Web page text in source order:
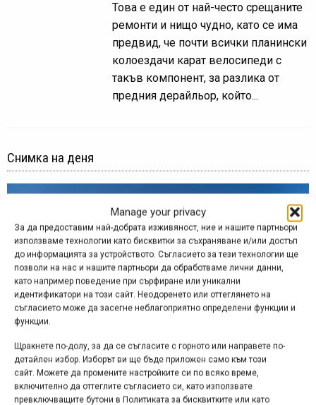
Manage your privacy
За да предоставим най-добрата изживяност, ние и нашите партньори
използваме технологии като бисквитки за съхраняване и/или достъп
до информацията за устройството. Съгласието за тези технологии ще
позволи на нас и нашите партньори да обработваме лични данни,
като например поведение при сърфиране или уникални
идентификатори на този сайт. Неодоренето или оттеглянето на
съгласието може да засегне неблагоприятно определени функции и
функции.
Щракнете по-долу, за да се съгласите с горното или направете по-
детайлен избор. Изборът ви ще бъде приложен само към този
сайт. Можете да промените настройките си по всяко време,
включително да оттеглите съгласието си, като използвате
превключващите бутони в Политиката за бисквитките или като
Това е един от най-често срещаните
ремонти и нищо чудно, като се има
предвид, че почти всички планински
колоездачи карат велосипеди с
такъв компонент, за разлика от
предния дерайльор, който...
Снимка на деня
Снимка на деня | 07.08.2026